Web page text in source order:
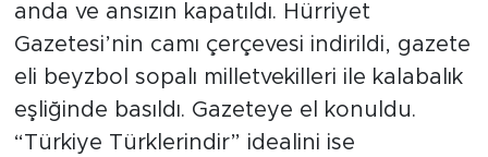
anda ve ansızın kapatıldı. Hürriyet
Gazetesi’nin camı çerçevesi indirildi, gazete
eli beyzbol sopalı milletvekilleri ile kalabalık
eşliğinde basıldı. Gazeteye el konuldu.
“Türkiye Türklerindir” idealini ise